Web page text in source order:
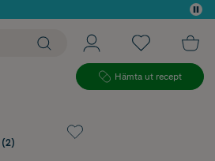
Hämta ut recept
(2)